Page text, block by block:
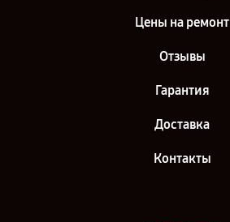
Цены на ремонт
Отзывы
Гарантия
Доставка
Контакты